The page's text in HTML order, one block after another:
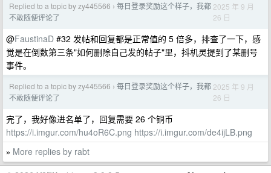
Replied to a topic by zy445566 › 每日登录奖励这个样子，我都
不敢随便评论了
2025 年 9 月
26 日
@FaustinaD #32 发帖和回复都是正常值的 5 倍多，排查了一下，感
觉是在倒数第三条"如何删除自己发的帖子"里，抖机灵提到了某删号
事件。
Replied to a topic by zy445566 › 每日登录奖励这个样子，我都
不敢随便评论了
2025 年 9 月
26 日
完了，我好像进名单了，回复需要 26 个铜币
https://i.imgur.com/hu4oR6C.png https://i.imgur.com/de4ijLB.png
» More replies by rabt